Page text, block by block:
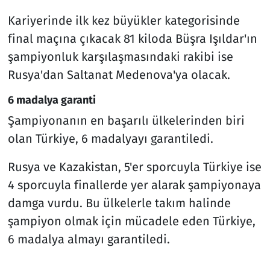
Kariyerinde ilk kez büyükler kategorisinde
final maçına çıkacak 81 kiloda Büşra Işıldar'ın
şampiyonluk karşılaşmasındaki rakibi ise
Rusya'dan Saltanat Medenova'ya olacak.
6 madalya garanti
Şampiyonanın en başarılı ülkelerinden biri
olan Türkiye, 6 madalyayı garantiledi.
Rusya ve Kazakistan, 5'er sporcuyla Türkiye ise
4 sporcuyla finallerde yer alarak şampiyonaya
damga vurdu. Bu ülkelerle takım halinde
şampiyon olmak için mücadele eden Türkiye,
6 madalya almayı garantiledi.